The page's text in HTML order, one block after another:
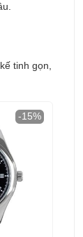
tinh gọn,
-15%